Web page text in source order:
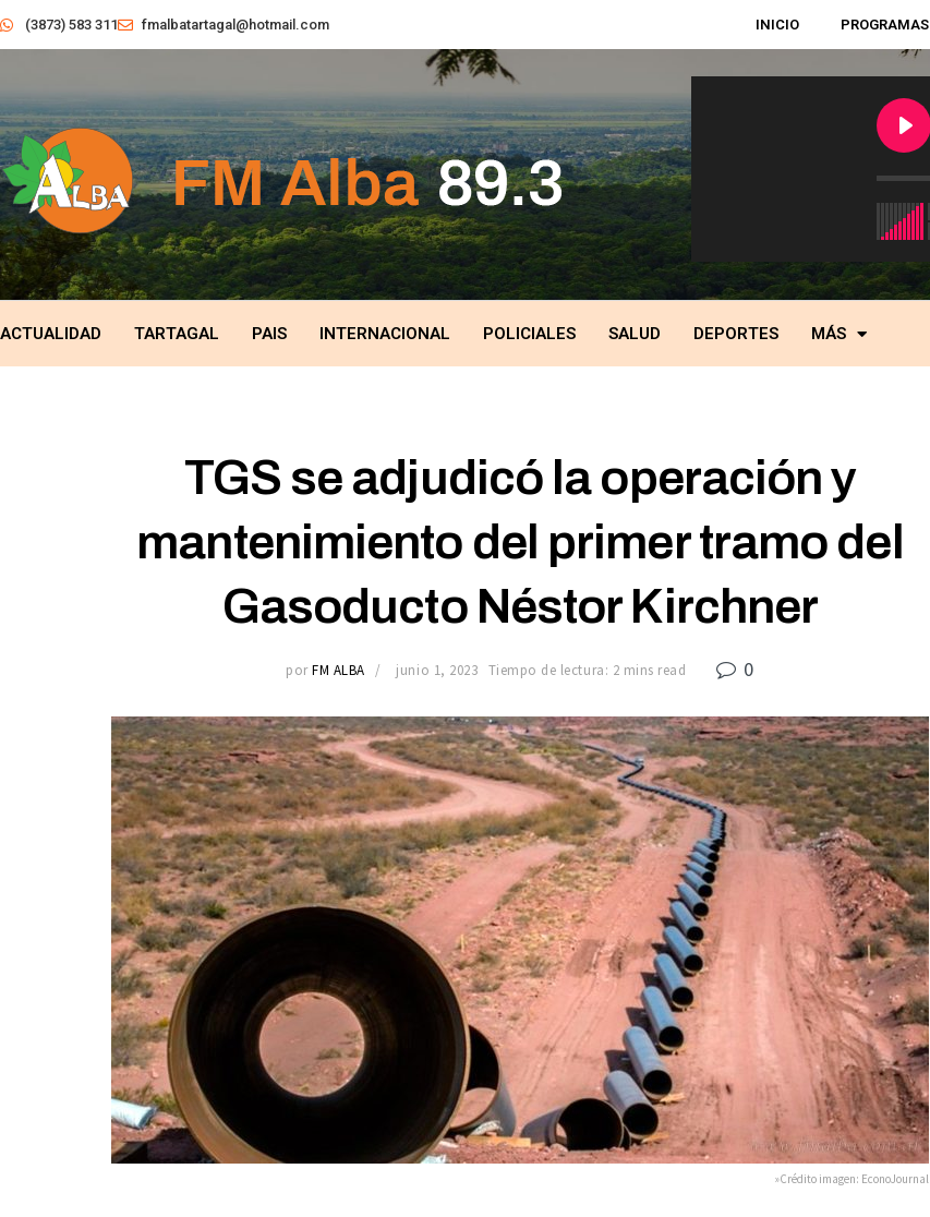
(3873) 583 311 fmalbatartagal@hotmail.com INICIO PROGRAMAS
ACTUALIDAD TARTAGAL PAIS INTERNACIONAL POLICIALES SALUD DEPORTES MÁS
TGS se adjudicó la operación y
mantenimiento del primer tramo del
Gasoducto Néstor Kirchner
por FM ALBA junio 1, 2023 Tiempo de lectura: 2 mins read 0
»Crédito imagen: EconoJournal